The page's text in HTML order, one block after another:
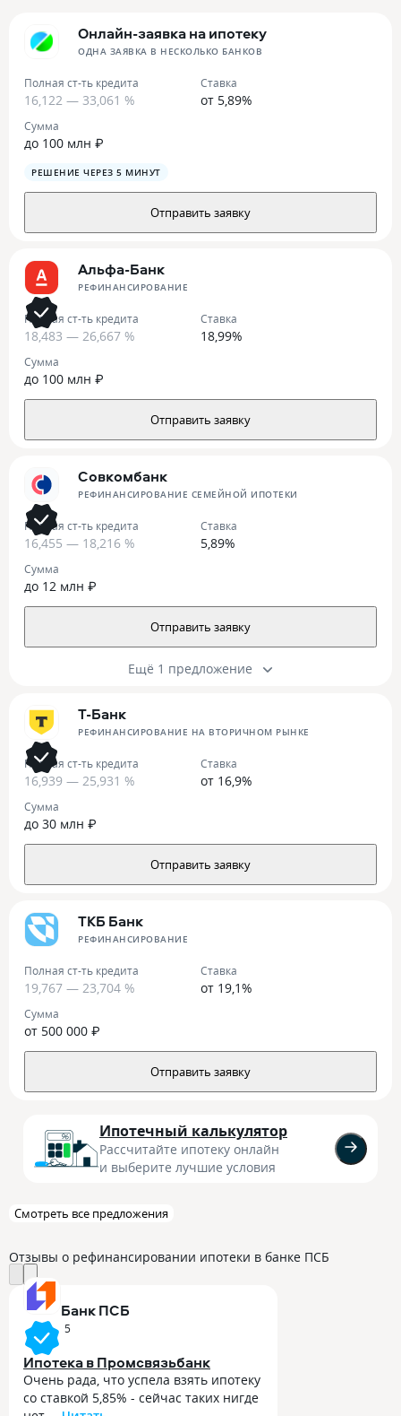
Онлайн-заявка на ипотеку
ОДНА ЗАЯВКА В НЕСКОЛЬКО БАНКОВ
Полная ст-ть кредита
16,122 — 33,061 %
Ставка
от 5,89%
Сумма
до 100 млн ₽
РЕШЕНИЕ ЧЕРЕЗ 5 МИНУТ
Отправить заявку
Альфа-Банк
РЕФИНАНСИРОВАНИЕ
Полная ст-ть кредита
18,483 — 26,667 %
Ставка
18,99%
Сумма
до 100 млн ₽
Отправить заявку
Совкомбанк
РЕФИНАНСИРОВАНИЕ СЕМЕЙНОЙ ИПОТЕКИ
Полная ст-ть кредита
16,455 — 18,216 %
Ставка
5,89%
Сумма
до 12 млн ₽
Отправить заявку
Ещё 1 предложение
Т-Банк
РЕФИНАНСИРОВАНИЕ НА ВТОРИЧНОМ РЫНКЕ
Полная ст-ть кредита
16,939 — 25,931 %
Ставка
от 16,9%
Сумма
до 30 млн ₽
Отправить заявку
ТКБ Банк
РЕФИНАНСИРОВАНИЕ
Полная ст-ть кредита
19,767 — 23,704 %
Ставка
от 19,1%
Сумма
от 500 000 ₽
Отправить заявку
Ипотечный калькулятор
Рассчитайте ипотеку онлайн
и выберите лучшие условия
Смотреть все предложения
Отзывы о рефинансировании ипотеки в банке ПСБ
Банк ПСБ
5
Ипотека в Промсвязьбанк
Очень рада, что успела взять ипотеку
со ставкой 5,85% - сейчас таких нигде